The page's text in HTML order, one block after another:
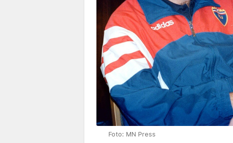
Foto: MN Press